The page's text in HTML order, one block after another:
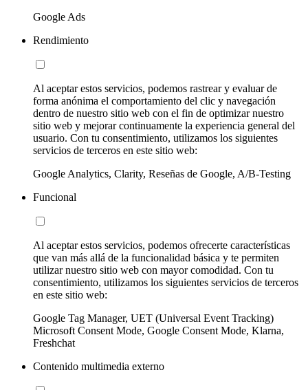
Google Ads
Rendimiento
Al aceptar estos servicios, podemos rastrear y evaluar de
forma anónima el comportamiento del clic y navegación
dentro de nuestro sitio web con el fin de optimizar nuestro
sitio web y mejorar continuamente la experiencia general del
usuario. Con tu consentimiento, utilizamos los siguientes
servicios de terceros en este sitio web:
Google Analytics, Clarity, Reseñas de Google, A/B-Testing
Funcional
Al aceptar estos servicios, podemos ofrecerte características
que van más allá de la funcionalidad básica y te permiten
utilizar nuestro sitio web con mayor comodidad. Con tu
consentimiento, utilizamos los siguientes servicios de terceros
en este sitio web:
Google Tag Manager, UET (Universal Event Tracking)
Microsoft Consent Mode, Google Consent Mode, Klarna,
Freshchat
Contenido multimedia externo